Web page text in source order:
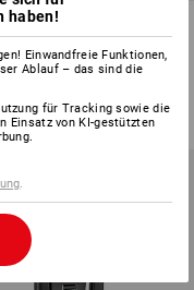
für Kapsel-
3H
ab 10 Stück
haben!
Einwandfreie Funktionen,
Ablauf – das sind die
für Tracking sowie die
Einsatz von KI-gestützten